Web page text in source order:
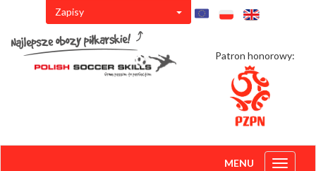
Zapisy
Patron honorowy:
Toggle
MENU